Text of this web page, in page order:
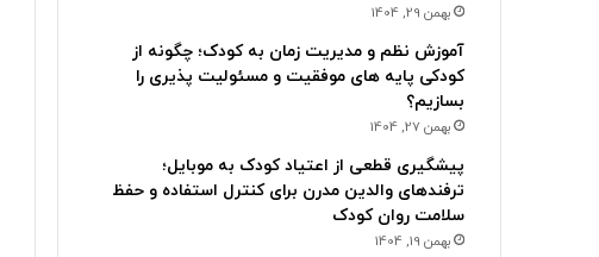
بهمن 29, 1404
آموزش نظم و مدیریت زمان به کودک؛ چگونه از
کودکی پایه های موفقیت و مسئولیت پذیری را
بسازیم؟
بهمن 27, 1404
پیشگیری قطعی از اعتیاد کودک به موبایل؛
ترفندهای والدین مدرن برای کنترل استفاده و حفظ
سلامت روان کودک
بهمن 19, 1404